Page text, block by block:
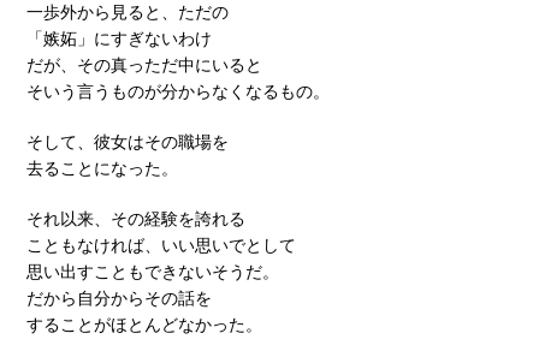
一歩外から見ると、ただの
「嫉妬」にすぎないわけ
だが、その真っただ中にいると
そいう言うものが分からなくなるもの。
そして、彼女はその職場を
去ることになった。
それ以来、その経験を誇れる
こともなければ、いい思いでとして
思い出すこともできないそうだ。
だから自分からその話を
することがほとんどなかった。